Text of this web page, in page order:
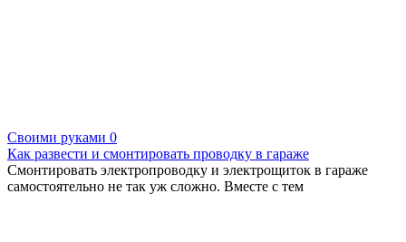
Своими руками 0
Как развести и смонтировать проводку в гараже
Смонтировать электропроводку и электрощиток в гараже
самостоятельно не так уж сложно. Вместе с тем